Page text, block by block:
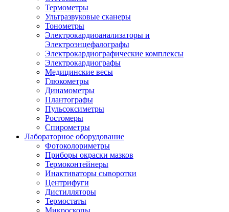
Термометры
Ультразвуковые сканеры
Тонометры
Электрокардиоанализаторы и
Электроэнцефалографы
Электрокардиографические комплексы
Электрокардиографы
Медицинские весы
Глюкометры
Динамометры
Плантографы
Пульсоксиметры
Ростомеры
Спирометры
Лабораторное оборудование
Фотоколориметры
Приборы окраски мазков
Термоконтейнеры
Инактиваторы сыворотки
Центрифуги
Дистилляторы
Термостаты
Микроскопы